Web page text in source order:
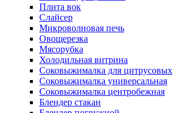
Плита вок
Слайсер
Микроволновая печь
Овощерезка
Мясорубка
Холодильная витрина
Соковыжималка для цитрусовых
Соковыжималка универсальная
Соковыжималка центробежная
Блендер стакан